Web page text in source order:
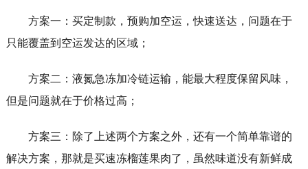
方案一：买定制款，预购加空运，快速送达，问题在于
只能覆盖到空运发达的区域；
方案二：液氮急冻加冷链运输，能最大程度保留风味，
但是问题就在于价格过高；
方案三：除了上述两个方案之外，还有一个简单靠谱的
解决方案，那就是买速冻榴莲果肉了，虽然味道没有新鲜成